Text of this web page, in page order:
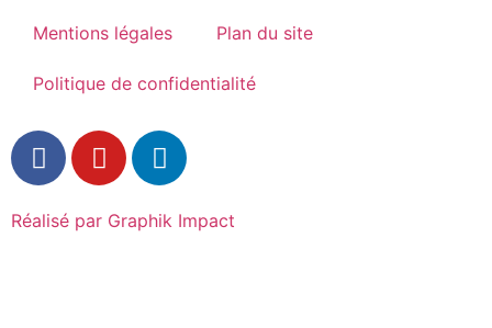
Mentions légales Plan du site
Politique de confidentialité
Réalisé par Graphik Impact